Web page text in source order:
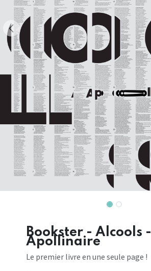
Bookster - Alcools -
Apollinaire
Le premier livre en une seule page !